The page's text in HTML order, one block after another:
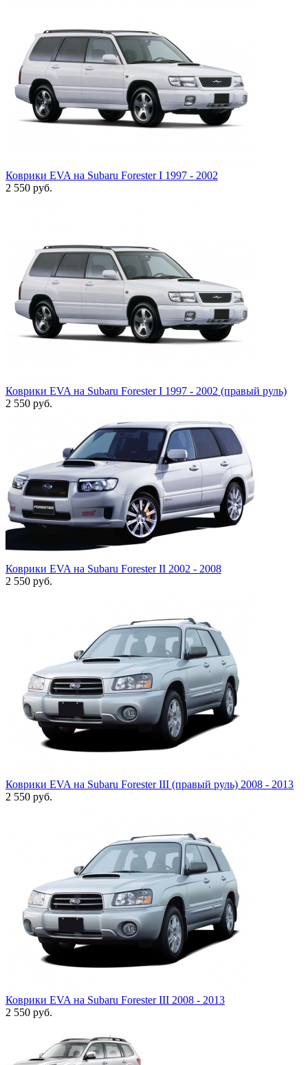
Коврики EVA на Subaru Forester I 1997 - 2002
2 550 руб.
Коврики EVA на Subaru Forester I 1997 - 2002 (правый руль)
2 550 руб.
Коврики EVA на Subaru Forester II 2002 - 2008
2 550 руб.
Коврики EVA на Subaru Forester III (правый руль) 2008 - 2013
2 550 руб.
Коврики EVA на Subaru Forester III 2008 - 2013
2 550 руб.